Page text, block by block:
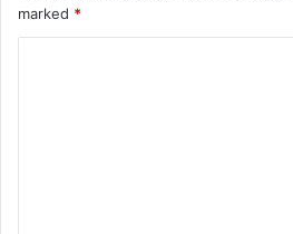
marked *